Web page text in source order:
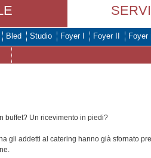
Bled Studio Foyer I Foyer II Foyer
buffet? Un ricevimento in piedi?
gli addetti al catering hanno già sfornato